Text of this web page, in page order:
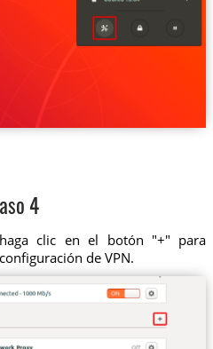
4
clic en el botón "+" para
de VPN.